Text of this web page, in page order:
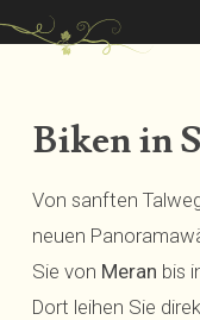
Biken in
Von sanften
neuen
Sie von Meran bis
Dort leihen Sie